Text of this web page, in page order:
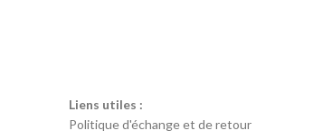
Liens utiles :
Politique d'échange et de retour